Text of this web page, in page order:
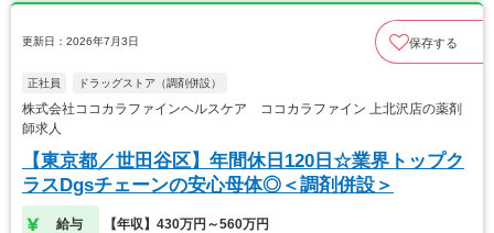
更新日：2026年7月3日 保存する
正社員 ドラッグストア（調剤併設）
株式会社ココカラファインヘルスケア ココカラファイン 上北沢店の薬剤
師求人
【東京都／世田谷区】年間休日120日☆業界トップク
ラスDgsチェーンの安心母体◎＜調剤併設＞
給与 【年収】430万円～560万円